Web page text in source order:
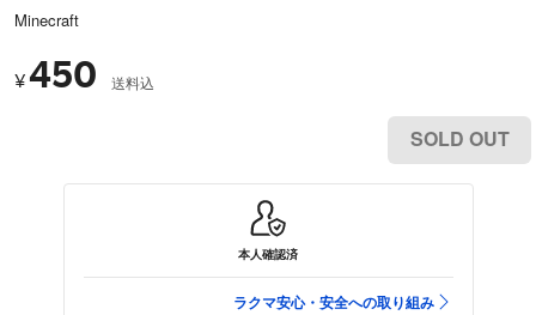
Minecraft
¥450 送料込
SOLD OUT
本人確認済
ラクマ安心・安全への取り組み